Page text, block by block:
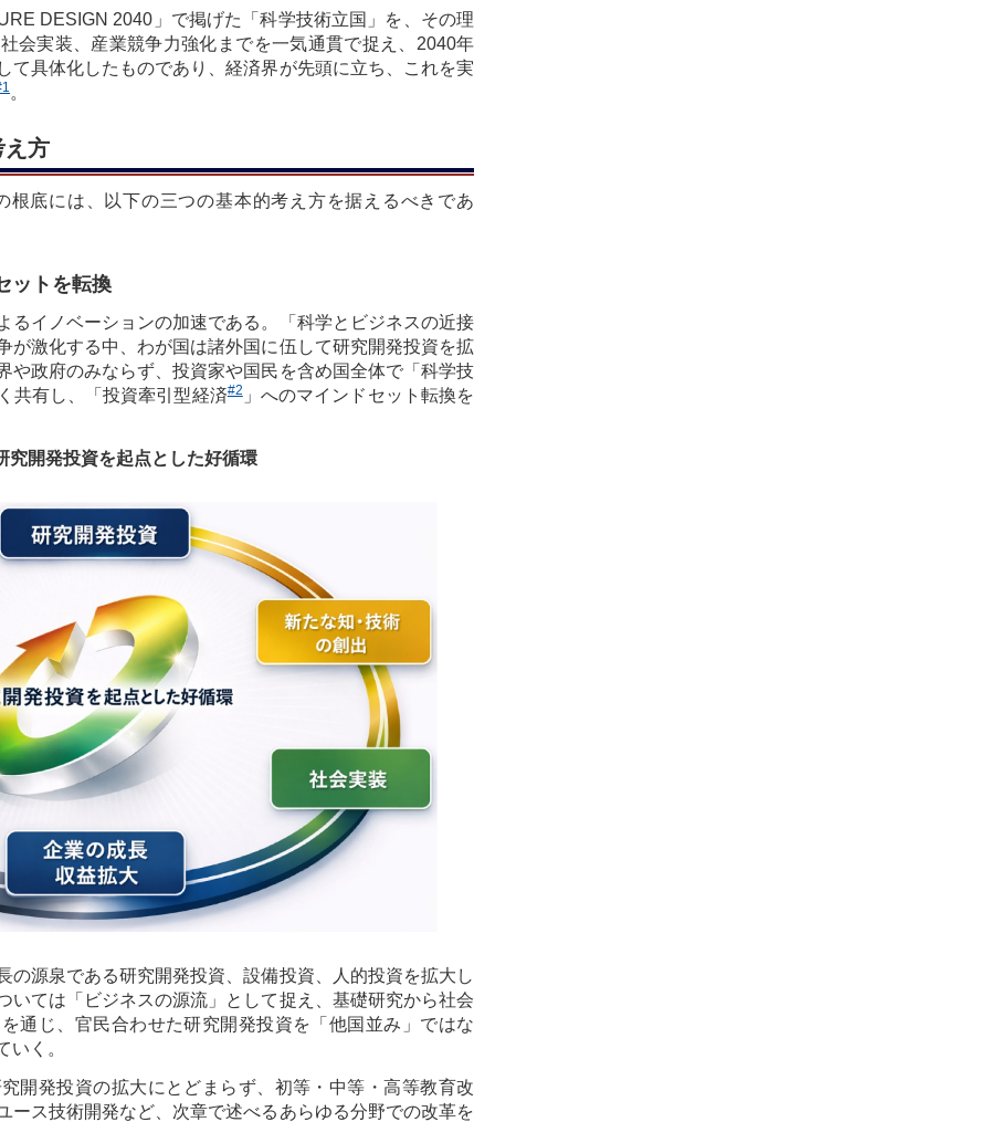
DESIGN 2040」で掲げた「科学技術立国」を、その理
会実装、産業競争力強化までを一気通貫で捉え、2040年
て具体化したものであり、経済界が先頭に立ち、これを実
。
方
根底には、以下の三つの基本的考え方を据えるべきであ
ットを転換
るイノベーションの加速である。「科学とビジネスの近接
が激化する中、わが国は諸外国に伍して研究開発投資を拡
や政府のみならず、投資家や国民を含め国全体で「科学技
共有し、「投資牽引型経済#2」へのマインドセット転換を
究開発投資を起点とした好循環
の源泉である研究開発投資、設備投資、人的投資を拡大し
いては「ビジネスの源流」として捉え、基礎研究から社会
通じ、官民合わせた研究開発投資を「他国並み」ではな
いく。
開発投資の拡大にとどまらず、初等・中等・高等教育改
ース技術開発など、次章で述べるあらゆる分野での改革を